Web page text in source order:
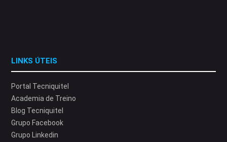
LINKS ÚTEIS
Portal Tecniquitel
Academia de Treino
Blog Tecniquitel
Grupo Facebook
Grupo Linkedin